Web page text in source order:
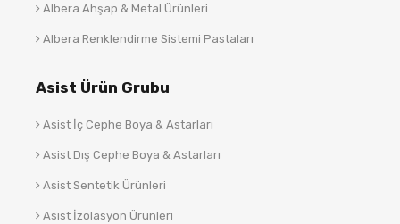
Albera Ahşap & Metal Ürünleri
Albera Renklendirme Sistemi Pastaları
Asist Ürün Grubu
Asist İç Cephe Boya & Astarları
Asist Dış Cephe Boya & Astarları
Asist Sentetik Ürünleri
Asist İzolasyon Ürünleri